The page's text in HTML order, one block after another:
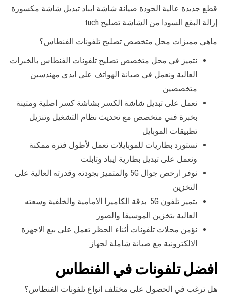
قطع جديدة عالية الجودة صيانة شاشة ايباد تبديل شاشة مكسورة
إزالة البقع السودا من الشاشة تصليح tuch
ماهي مميزات محل متخصص تصليح تلفونات الفنطاس؟
نتميز في محل متخصص تصليح تلفونات الفنطاس بالخبرات
العالية ونعمل في صيانة الهواتف على ايدي مهندسين
متخصصين
نعمل على تبديل شاشة الكسر بشاشة كسر اصلية ومتينة
بخبرة فني متخصص مع تحديث نظام التشغيل وتنزيل
تطبيقات الموبايل
نستورد بطاريات للموبايلات تعمل لأطول فترة ممكنة
ونعمل على تبديل بطارية ايباد وتابلت
نوفر ارخص جوال 5G والمتميز بجودته وقدرته العالية على
التخزين
يتميز تلفون 5G بدقة الكاميرا الامامية والخلفية وسعته
العالية بتخزين الموسيقا والصور
نؤمن محلات تلفونات أثناء الحظر تعمل على بيع الاجهزة
الالكترونية مع صيانة شاملة لجهاز.
افضل تلفونات في الفنطاس
هل ترغب في الحصول على مختلف انواع تلفونات الفنطاس؟